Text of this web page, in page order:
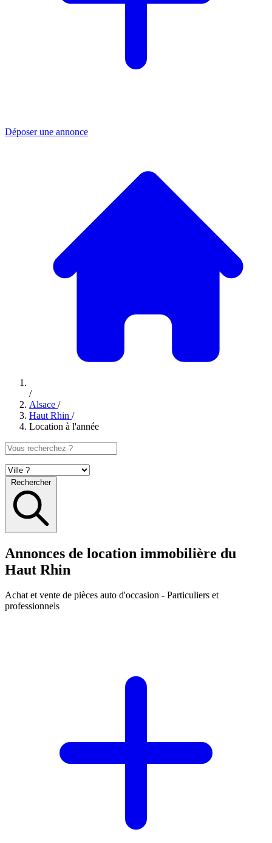
Déposer une annonce
/
Alsace /
Haut Rhin /
Location à l'année
Rechercher
Annonces de location immobilière du
Haut Rhin
Achat et vente de pièces auto d'occasion - Particuliers et
professionnels